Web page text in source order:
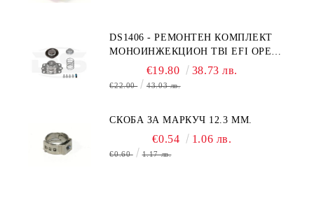
DS1406 - РЕМОНТЕН КОМПЛЕКТ
МОНОИНЖЕКЦИОН TBI EFI OPEL
€19.80 38.73 лв.
€22.00 43.03 лв.
СКОБА ЗА МАРКУЧ 12.3 MM.
€0.54 1.06 лв.
€0.60 1.17 лв.